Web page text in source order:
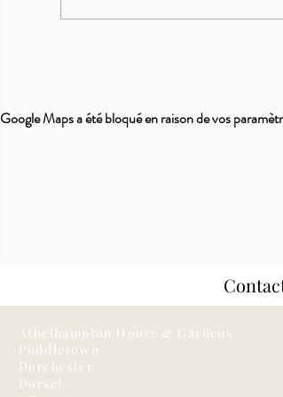
Google Maps a été bloqué en raison de vos
Athelhampton House & Gardens
Puddletown
Dorchester
Dorset